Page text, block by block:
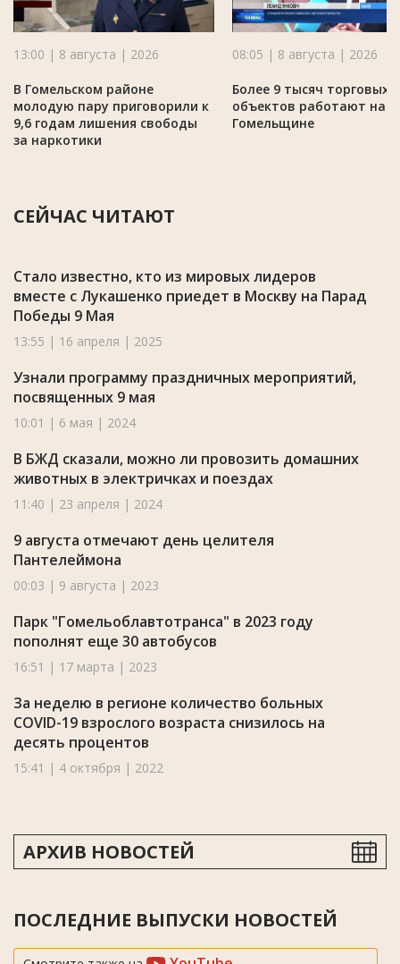
13:00 | 8 августа | 2026
В Гомельском районе
молодую пару приговорили к
9,6 годам лишения свободы
за наркотики
08:05 | 8 августа | 2026
Более 9 тысяч торговых
объектов работают на
Гомельщине
СЕЙЧАС ЧИТАЮТ
Стало известно, кто из мировых лидеров
вместе с Лукашенко приедет в Москву на Парад
Победы 9 Мая
13:55 | 16 апреля | 2025
Узнали программу праздничных мероприятий,
посвященных 9 мая
10:01 | 6 мая | 2024
В БЖД сказали, можно ли провозить домашних
животных в электричках и поездах
11:40 | 23 апреля | 2024
9 августа отмечают день целителя
Пантелеймона
00:03 | 9 августа | 2023
Парк "Гомельоблавтотранса" в 2023 году
пополнят еще 30 автобусов
16:51 | 17 марта | 2023
За неделю в регионе количество больных
COVID-19 взрослого возраста снизилось на
десять процентов
15:41 | 4 октября | 2022
АРХИВ НОВОСТЕЙ
ПОСЛЕДНИЕ ВЫПУСКИ НОВОСТЕЙ